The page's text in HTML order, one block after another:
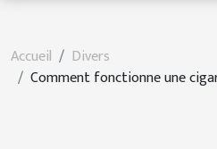
Accueil
Divers
Comment fonctionne une